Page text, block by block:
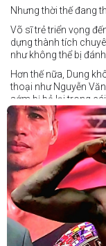
Nhưng thời thế đang
Võ sĩ trẻ triển vọng
dựng thành tích
như không thể bị
Hơn thế nữa, Dung
thoại như Nguyễn
sớm bị bỏ lại trong
Dung nói rằng anh
điển trai đối với
Và biết đâu anh ấy
Chúng ta sẽ có câu